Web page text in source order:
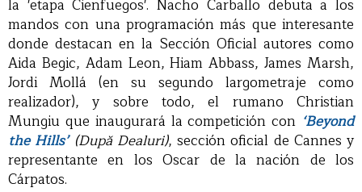
la 'etapa Cienfuegos'. Nacho Carballo debuta a los
mandos con una programación más que interesante
donde destacan en la Sección Oficial autores como
Aida Begic, Adam Leon, Hiam Abbass, James Marsh,
Jordi Mollá (en su segundo largometraje como
realizador), y sobre todo, el rumano Christian
Mungiu que inaugurará la competición con ‘Beyond
the Hills’ (După Dealuri), sección oficial de Cannes y
representante en los Oscar de la nación de los
Cárpatos.